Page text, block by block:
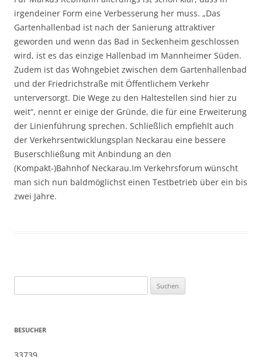
irgendeiner Form eine Verbesserung her muss. „Das
Gartenhallenbad ist nach der Sanierung attraktiver
geworden und wenn das Bad in Seckenheim geschlossen
wird, ist es das einzige Hallenbad im Mannheimer Süden.
Zudem ist das Wohngebiet zwischen dem Gartenhallenbad
und der Friedrichstraße mit Öffentlichem Verkehr
unterversorgt. Die Wege zu den Haltestellen sind hier zu
weit“, nennt er einige der Gründe, die für eine Erweiterung
der Linienführung sprechen. Schließlich empfiehlt auch
der Verkehrsentwicklungsplan Neckarau eine bessere
Buserschließung mit Anbindung an den
(Kompakt-)Bahnhof Neckarau.Im Verkehrsforum wünscht
man sich nun baldmöglichst einen Testbetrieb über ein bis
zwei Jahre.
nach:
BESUCHER
33739